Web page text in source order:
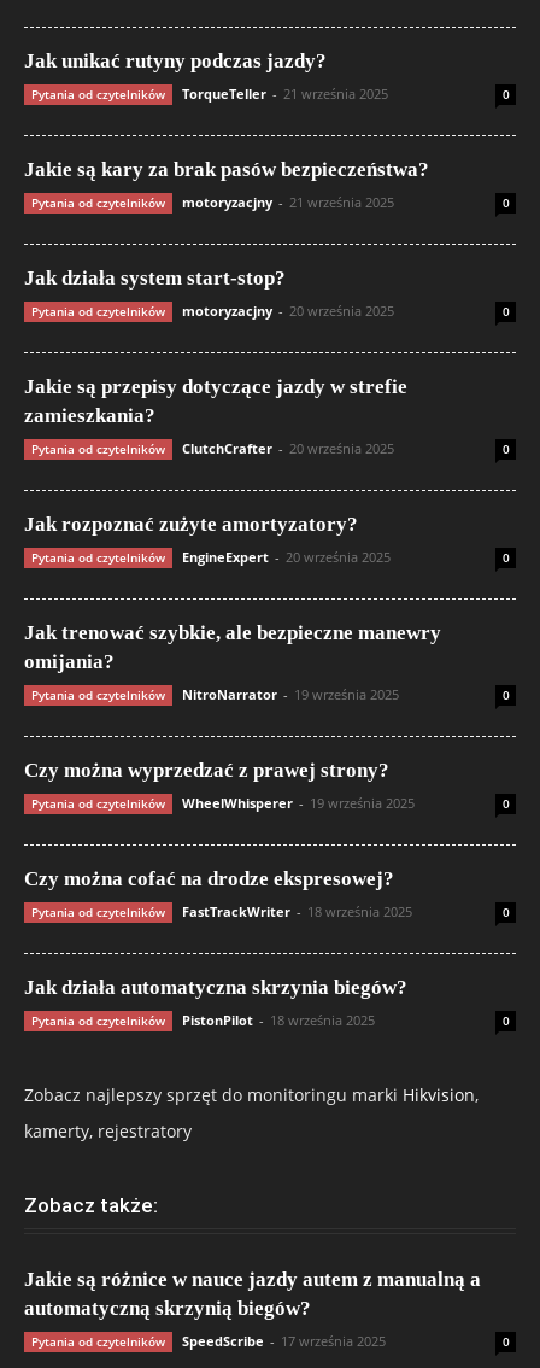
Jak unikać rutyny podczas jazdy?
Pytania od czytelników TorqueTeller - 21 września 2025 0
Jakie są kary za brak pasów bezpieczeństwa?
Pytania od czytelników motoryzacjny - 21 września 2025 0
Jak działa system start-stop?
Pytania od czytelników motoryzacjny - 20 września 2025 0
Jakie są przepisy dotyczące jazdy w strefie
zamieszkania?
Pytania od czytelników ClutchCrafter - 20 września 2025 0
Jak rozpoznać zużyte amortyzatory?
Pytania od czytelników EngineExpert - 20 września 2025 0
Jak trenować szybkie, ale bezpieczne manewry
omijania?
Pytania od czytelników NitroNarrator - 19 września 2025 0
Czy można wyprzedzać z prawej strony?
Pytania od czytelników WheelWhisperer - 19 września 2025 0
Czy można cofać na drodze ekspresowej?
Pytania od czytelników FastTrackWriter - 18 września 2025 0
Jak działa automatyczna skrzynia biegów?
Pytania od czytelników PistonPilot - 18 września 2025 0
Zobacz najlepszy sprzęt do monitoringu marki Hikvision,
kamerty, rejestratory
Zobacz także:
Jakie są różnice w nauce jazdy autem z manualną a
automatyczną skrzynią biegów?
Pytania od czytelników SpeedScribe - 17 września 2025 0